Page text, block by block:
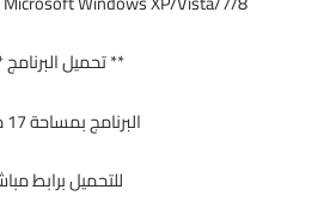
** تحميل
البرنامج بمساحة 17 ميجا
للتحميل برابط